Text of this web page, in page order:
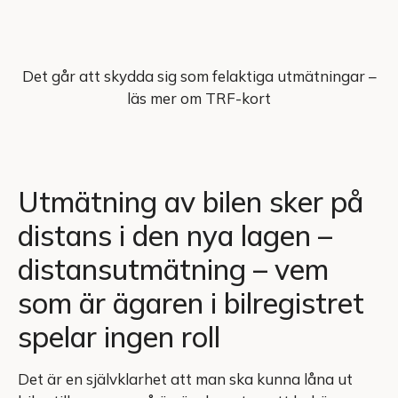
Det går att skydda sig som felaktiga utmätningar –
läs mer om TRF-kort
Utmätning av bilen sker på
distans i den nya lagen –
distansutmätning – vem
som är ägaren i bilregistret
spelar ingen roll
Det är en självklarhet att man ska kunna låna ut